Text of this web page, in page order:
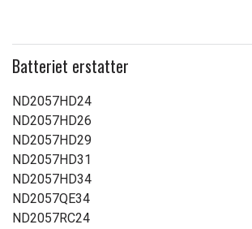
Batteriet erstatter
ND2057HD24
ND2057HD26
ND2057HD29
ND2057HD31
ND2057HD34
ND2057QE34
ND2057RC24